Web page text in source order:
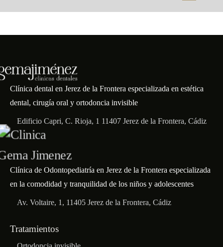
Clínica dental en Jerez de la Frontera especializada en estética
dental, cirugía oral y ortodoncia invisible
Edificio Capri, C. Rioja, 1 11407 Jerez de la Frontera, Cádiz
Clínica de Odontopediatría en Jerez de la Frontera especializada
en la comodidad y tranquilidad de los niños y adolescentes
Av. Voltaire, 1, 11405 Jerez de la Frontera, Cádiz
Tratamientos